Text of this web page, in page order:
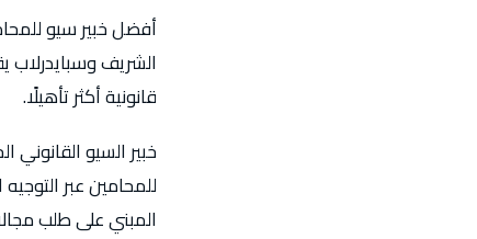
أفضل خبير سيو
الشريف وسبايدرلاب
قانونية أكثر تأهيلًا.
خبير السيو
للمحامين عبر
المبني على طلب